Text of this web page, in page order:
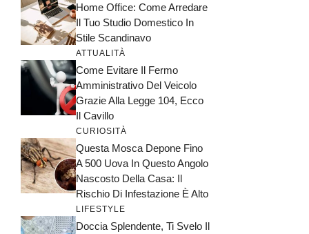
Home Office: Come Arredare
Il Tuo Studio Domestico In
Stile Scandinavo
ATTUALITÀ
Come Evitare Il Fermo
Amministrativo Del Veicolo
Grazie Alla Legge 104, Ecco
Il Cavillo
CURIOSITÀ
Questa Mosca Depone Fino
A 500 Uova In Questo Angolo
Nascosto Della Casa: Il
Rischio Di Infestazione È Alto
LIFESTYLE
Doccia Splendente, Ti Svelo Il